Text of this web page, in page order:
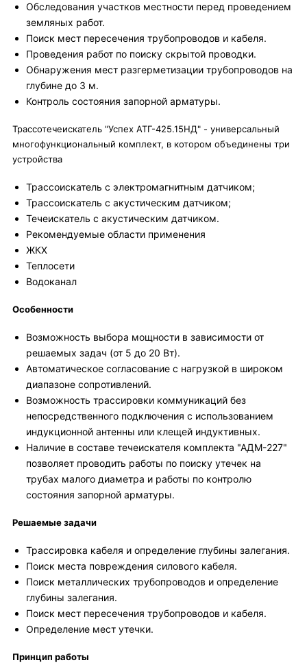
Обследования участков местности перед проведением
земляных работ.
Поиск мест пересечения трубопроводов и кабеля.
Проведения работ по поиску скрытой проводки.
Обнаружения мест разгерметизации трубопроводов на
глубине до 3 м.
Контроль состояния запорной арматуры.
Трассотечеискатель "Успех АТГ-425.15НД" - универсальный
многофункциональный комплект, в котором объединены три
устройства
Трассоискатель с электромагнитным датчиком;
Трассоискатель с акустическим датчиком;
Течеискатель с акустическим датчиком.
Рекомендуемые области применения
ЖКХ
Теплосети
Водоканал
Особенности
Возможность выбора мощности в зависимости от
решаемых задач (от 5 до 20 Вт).
Автоматическое согласование с нагрузкой в широком
диапазоне сопротивлений.
Возможность трассировки коммуникаций без
непосредственного подключения с использованием
индукционной антенны или клещей индуктивных.
Наличие в составе течеискателя комплекта "АДМ-227"
позволяет проводить работы по поиску утечек на
трубах малого диаметра и работы по контролю
состояния запорной арматуры.
Решаемые задачи
Трассировка кабеля и определение глубины залегания.
Поиск места повреждения силового кабеля.
Поиск металлических трубопроводов и определение
глубины залегания.
Поиск мест пересечения трубопроводов и кабеля.
Определение мест утечки.
Принцип работы